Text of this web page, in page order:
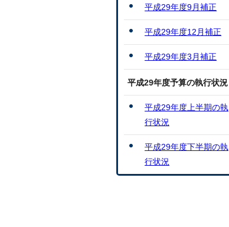
平成29年度9月補正
平成29年度12月補正
平成29年度3月補正
平成29年度予算の執行状況
平成29年度上半期の執
行状況
平成29年度下半期の執
行状況